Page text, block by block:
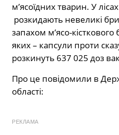
м’ясоїдних тварин. У
розкидають невеликі
запахом м’ясо-
яких – капсули проти
розкинуть 637 025 доз
Про це повідомили в
області:
РЕКЛАМА